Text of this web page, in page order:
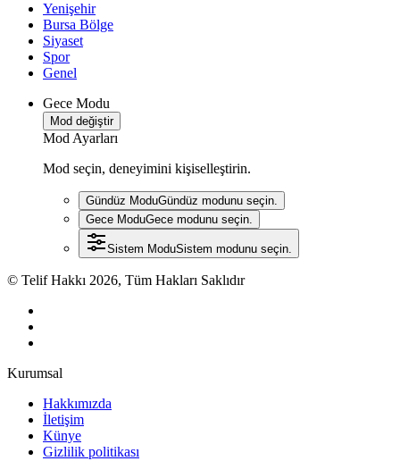
Yenişehir
Bursa Bölge
Siyaset
Spor
Genel
Gece Modu
Mod değiştir
Mod Ayarları
Mod seçin, deneyimini kişiselleştirin.
Gündüz ModuGündüz modunu seçin.
Gece ModuGece modunu seçin.
Sistem ModuSistem modunu seçin.
© Telif Hakkı 2026, Tüm Hakları Saklıdır
Kurumsal
Hakkımızda
İletişim
Künye
Gizlilik politikası